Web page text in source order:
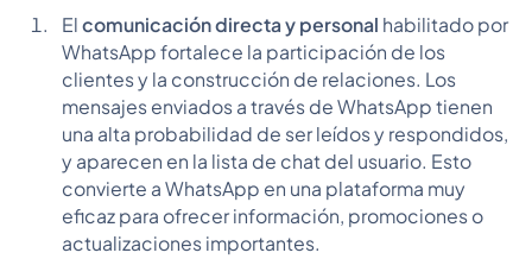
El comunicación directa y personal habilitado por
WhatsApp fortalece la participación de los
clientes y la construcción de relaciones. Los
mensajes enviados a través de WhatsApp tienen
una alta probabilidad de ser leídos y respondidos,
y aparecen en la lista de chat del usuario. Esto
convierte a WhatsApp en una plataforma muy
eficaz para ofrecer información, promociones o
actualizaciones importantes.